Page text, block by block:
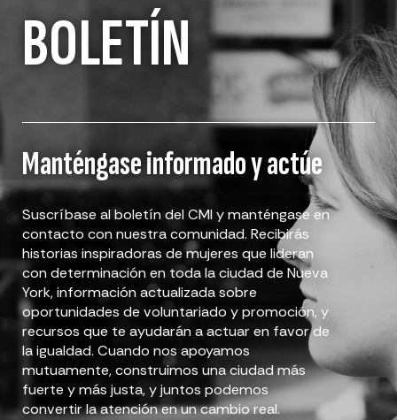
BOLETÍN
Manténgase informado y actúe
Suscríbase al boletín del CMI y manténgase en
contacto con nuestra comunidad. Recibirás
historias inspiradoras de mujeres que lideran
con determinación en toda la ciudad de Nueva
York, información actualizada sobre
oportunidades de voluntariado y promoción, y
recursos que te ayudarán a actuar en favor de
la igualdad. Cuando nos apoyamos
mutuamente, construimos una ciudad más
fuerte y más justa, y juntos podemos
convertir la atención en un cambio real.